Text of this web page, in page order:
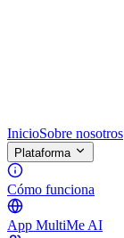
InicioSobre nosotros
Plataforma
Cómo funciona
App MultiMe AI